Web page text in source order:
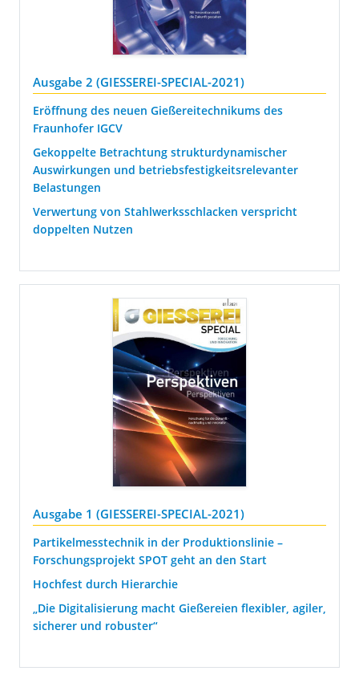
Ausgabe 2 (GIESSEREI-SPECIAL-2021)
Eröffnung des neuen Gießereitechnikums des
Fraunhofer IGCV
Gekoppelte Betrachtung strukturdynamischer
Auswirkungen und betriebsfestigkeitsrelevanter
Belastungen
Verwertung von Stahlwerksschlacken verspricht
doppelten Nutzen
Ausgabe 1 (GIESSEREI-SPECIAL-2021)
Partikelmesstechnik in der Produktionslinie –
Forschungsprojekt SPOT geht an den Start
Hochfest durch Hierarchie
„Die Digitalisierung macht Gießereien flexibler, agiler,
sicherer und robuster“